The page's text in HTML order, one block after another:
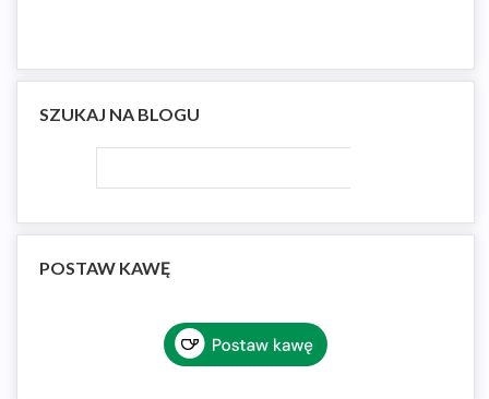
SZUKAJ NA BLOGU
POSTAW KAWĘ